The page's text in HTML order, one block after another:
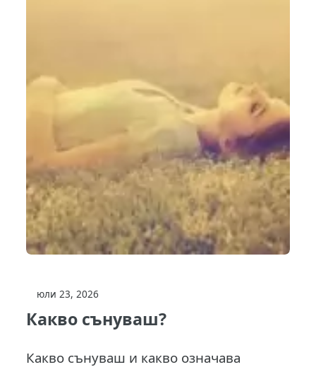
юли 23, 2026
Какво сънуваш?
Какво сънуваш и какво означава